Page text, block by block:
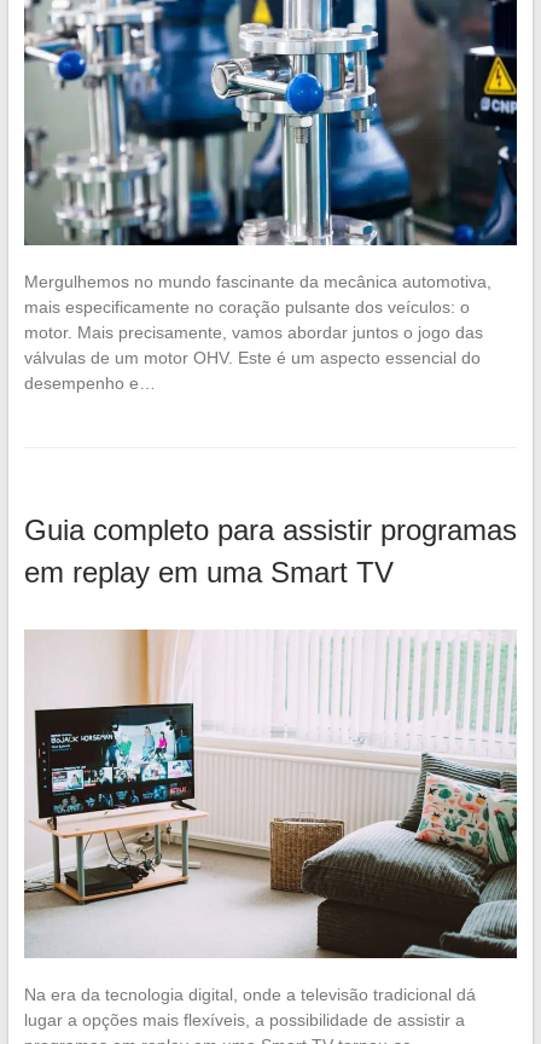
Mergulhemos no mundo fascinante da mecânica automotiva,
mais especificamente no coração pulsante dos veículos: o
motor. Mais precisamente, vamos abordar juntos o jogo das
válvulas de um motor OHV. Este é um aspecto essencial do
desempenho e…
Guia completo para assistir programas
em replay em uma Smart TV
Na era da tecnologia digital, onde a televisão tradicional dá
lugar a opções mais flexíveis, a possibilidade de assistir a